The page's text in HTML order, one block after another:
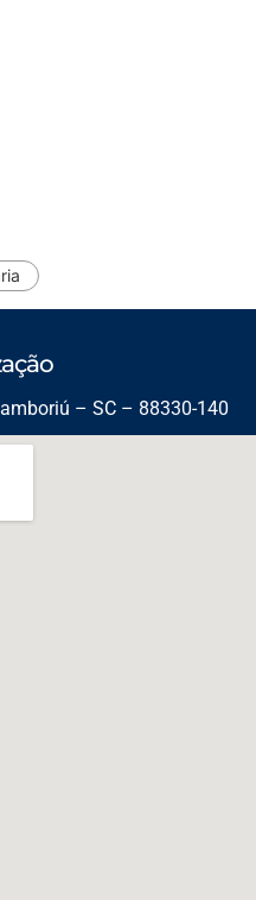
– SC – 88330-140